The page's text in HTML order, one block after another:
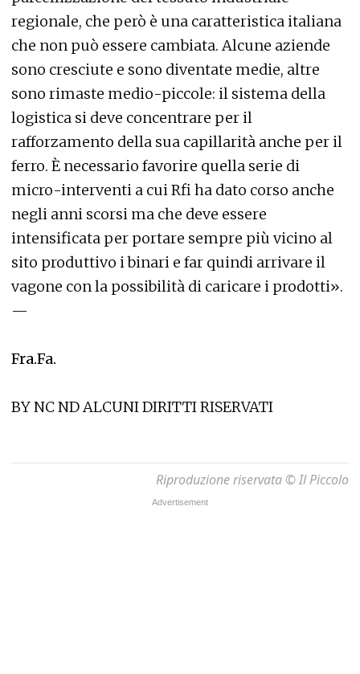
regionale, che però è una caratteristica italiana
che non può essere cambiata. Alcune aziende
sono cresciute e sono diventate medie, altre
sono rimaste medio-piccole: il sistema della
logistica si deve concentrare per il
rafforzamento della sua capillarità anche per il
ferro. È necessario favorire quella serie di
micro-interventi a cui Rfi ha dato corso anche
negli anni scorsi ma che deve essere
intensificata per portare sempre più vicino al
sito produttivo i binari e far quindi arrivare il
vagone con la possibilità di caricare i prodotti».
—
Fra.Fa.
BY NC ND ALCUNI DIRITTI RISERVATI
Riproduzione riservata © Il Piccolo